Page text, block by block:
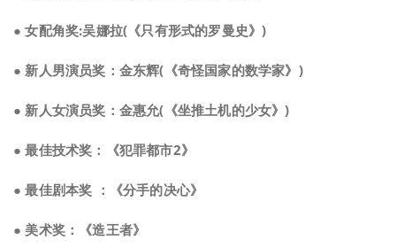
● 女配角奖:吴娜拉(《只有形式的罗曼史》)
● 新人男演员奖：金东辉(《奇怪国家的数学家》)
● 新人女演员奖：金惠允(《坐推土机的少女》)
● 最佳技术奖：《犯罪都市2》
● 最佳剧本奖 ：《分手的决心》
● 美术奖：《造王者》